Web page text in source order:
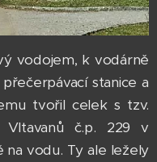
vodojem, k vodárně
stanice a
tvořil celek s tzv.
Vltavanů č.p. 229 v
na vodu. Ty ale ležely